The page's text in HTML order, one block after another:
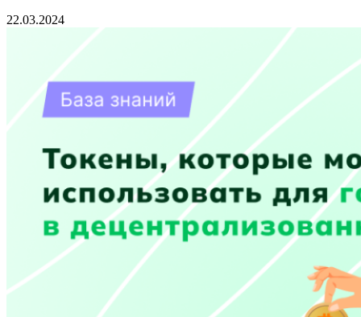
22.03.2024